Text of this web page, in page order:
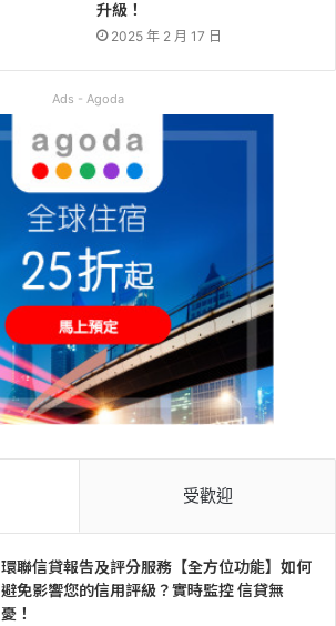
升級！
2025 年 2 月 17 日
Ads - Agoda
受歡迎
環聯信貸報告及評分服務【全方位功能】如何
避免影響您的信用評級？實時監控 信貸無
憂！